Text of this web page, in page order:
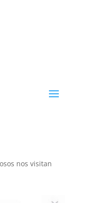
nos visitan